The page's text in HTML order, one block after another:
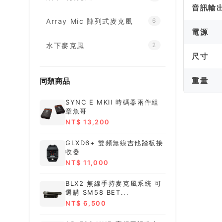
Array Mic 陣列式麥克風 6
水下麥克風 2
同類商品
SYNC E MKII 時碼器兩件組
章魚哥
NT$ 13,200
GLXD6+ 雙頻無線吉他踏板接
收器
NT$ 11,000
BLX2 無線手持麥克風系統 可
選購 SM58 BET...
NT$ 6,500
音訊輸
電源
尺寸
重量